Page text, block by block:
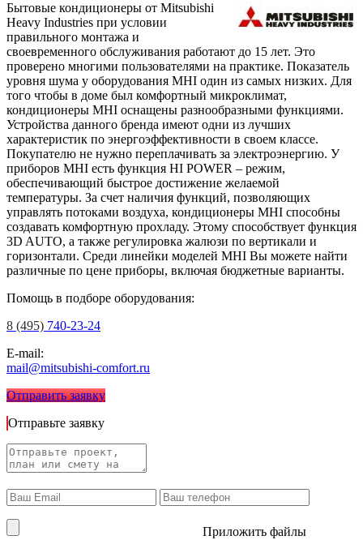
Бытовые кондиционеры от Mitsubishi
Heavy Industries при условии
правильного монтажа и
своевременного обслуживания работают до 15 лет. Это
проверено многими пользователями на практике. Показатель
уровня шума у оборудования MHI один из самых низких. Для
того чтобы в доме был комфортный микроклимат,
кондиционеры MHI оснащены разнообразными функциями.
Устройства данного бренда имеют одни из лучших
характеристик по энергоэффективности в своем классе.
Покупателю не нужно переплачивать за электроэнергию. У
приборов MHI есть функция HI POWER – режим,
обеспечивающий быстрое достижение желаемой
температуры. За счет наличия функций, позволяющих
управлять потоками воздуха, кондиционеры MHI способны
создавать комфортную прохладу. Этому способствует функция
3D AUTO, а также регулировка жалюзи по вертикали и
горизонтали. Среди линейки моделей MHI Вы можете найти
различные по цене приборы, включая бюджетные варианты.
Помощь в подборе оборудования:
8 (495) 740-23-24
E-mail:
mail@mitsubishi-comfort.ru
Отправить заявку
Отправьте заявку
Приложить файлы